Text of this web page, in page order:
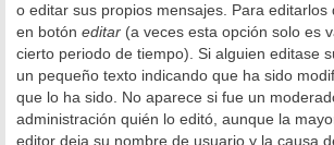
o editar sus propios mensajes. Para editarlos
en botón editar (a veces esta opción solo es
cierto periodo de tiempo). Si alguien editase
un pequeño texto indicando que ha sido
que lo ha sido. No aparece si fue un
administración quién lo editó, aunque la
editor deja su nombre de usuario y la causa